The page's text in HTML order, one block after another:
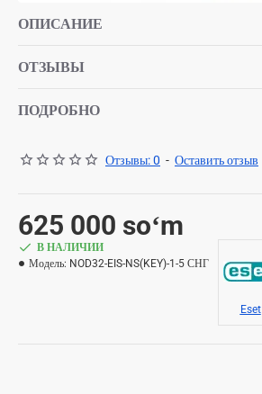
ТОЛЬКО ОНЛАЙН
ОПИСАНИЕ
ОТЗЫВЫ
ПОДРОБНО
Отзывы: 0 - Оставить отзыв
625 000 soʻm
В НАЛИЧИИ
Модель: NOD32-EIS-NS(KEY)-1-5 СНГ
Eset